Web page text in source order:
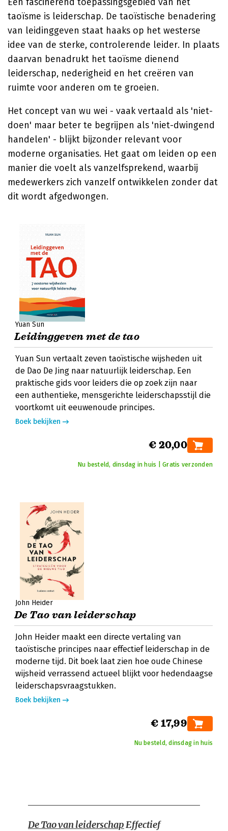
taoïsme is leiderschap. De taoïstische benadering
van leidinggeven staat haaks op het westerse
idee van de sterke, controlerende leider. In plaats
daarvan benadrukt het taoïsme dienend
leiderschap, nederigheid en het creëren van
ruimte voor anderen om te groeien.
Het concept van wu wei - vaak vertaald als 'niet-
doen' maar beter te begrijpen als 'niet-dwingend
handelen' - blijkt bijzonder relevant voor
moderne organisaties. Het gaat om leiden op een
manier die voelt als vanzelfsprekend, waarbij
medewerkers zich vanzelf ontwikkelen zonder dat
dit wordt afgedwongen.
Yuan Sun
Leidinggeven met de tao
Yuan Sun vertaalt zeven taoïstische wijsheden uit
de Dao De Jing naar natuurlijk leiderschap. Een
praktische gids voor leiders die op zoek zijn naar
een authentieke, mensgerichte leiderschapsstijl die
voortkomt uit eeuwenoude principes.
Boek bekijken
€ 20,00
Nu besteld, dinsdag in huis | Gratis verzonden
John Heider
De Tao van leiderschap
John Heider maakt een directe vertaling van
taoïstische principes naar effectief leiderschap in de
moderne tijd. Dit boek laat zien hoe oude Chinese
wijsheid verrassend actueel blijkt voor hedendaagse
leiderschapsvraagstukken.
Boek bekijken
€ 17,99
Nu besteld, dinsdag in huis
De Tao van leiderschapEffectief